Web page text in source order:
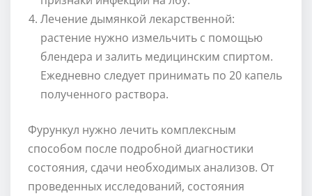
Лечение дымянкой лекарственной:
растение нужно измельчить с помощью
блендера и залить медицинским спиртом.
Ежедневно следует принимать по 20 капель
полученного раствора.
Фурункул нужно лечить комплексным
способом после подробной диагностики
состояния, сдачи необходимых анализов. От
проведенных исследований, состояния